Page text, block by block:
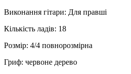
Виконання гітари: Для правші
Кількість ладів: 18
Розмір: 4/4 повнорозмірна
Гриф: червоне дерево